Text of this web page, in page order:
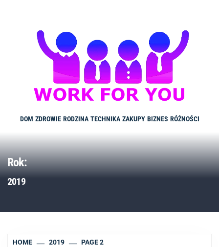
DOM ZDROWIE RODZINA TECHNIKA ZAKUPY BIZNES RÓŻNOŚCI
Rok:
2019
HOME 2019 PAGE 2